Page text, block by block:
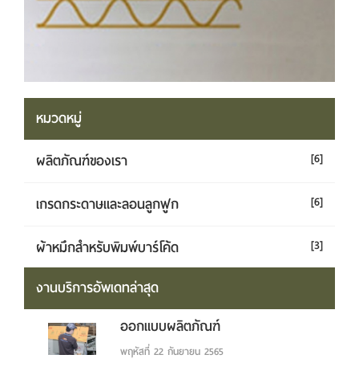
หมวดหมู่
ผลิตภัณฑ์ของเรา
[6]
เกรดกระดาษและลอนลูกฟูก [6]
ผ้าหมึกสำหรับพิมพ์บาร์โค้ด [3]
งานบริการอัพเดทล่าสุด
ออกแบบผลิตภัณฑ์
พฤหัสที่ 22 กันยายน 2565